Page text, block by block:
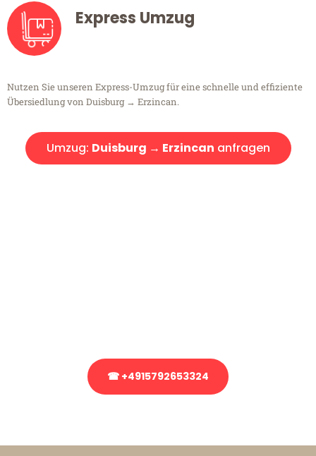
Express Umzug
Nutzen Sie unseren Express-Umzug für eine schnelle und effiziente
Übersiedlung von Duisburg → Erzincan.
Umzug: Duisburg → Erzincan anfragen
☎ +4915792653324